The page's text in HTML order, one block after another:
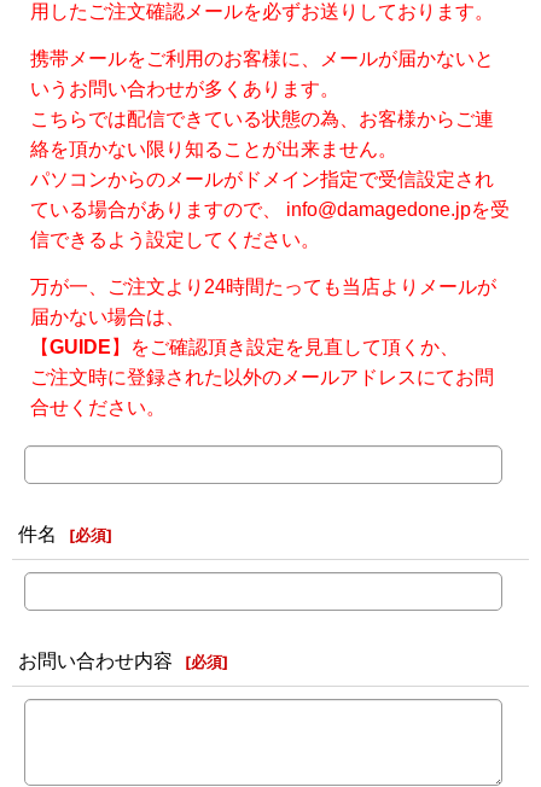
用したご注文確認メールを必ずお送りしております。
携帯メールをご利用のお客様に、メールが届かないと
いうお問い合わせが多くあります。
こちらでは配信できている状態の為、お客様からご連
絡を頂かない限り知ることが出来ません。
パソコンからのメールがドメイン指定で受信設定され
ている場合がありますので、 info@damagedone.jpを受
信できるよう設定してください。
万が一、ご注文より24時間たっても当店よりメールが
届かない場合は、
【GUIDE 】をご確認頂き設定を見直して頂くか、
ご注文時に登録された以外のメールアドレスにてお問
合せください。
件名 [必須]
お問い合わせ内容 [必須]